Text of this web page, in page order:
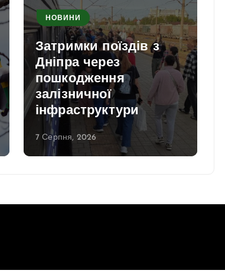
НОВИНИ
Затримки поїздів з
Дніпра через
пошкодження
залізничної
інфраструктури
7 Серпня, 2026